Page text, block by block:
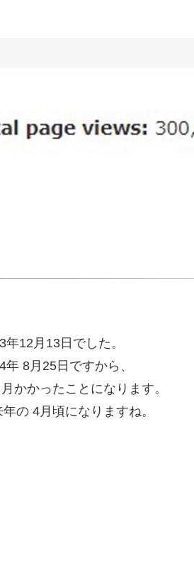
12月13日でした。
8月25日ですから、
かかったことになります。
の 4月頃になりますね。